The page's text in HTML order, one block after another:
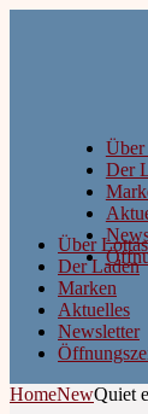
Der
Über
Der Laden
Marken
Aktuelles
Newsletter
HomeNewQuiet